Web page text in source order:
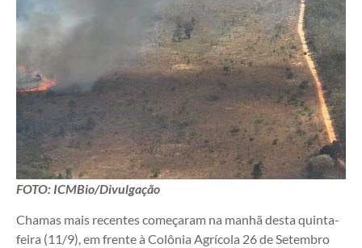
FOTO: ICMBio/Divulgação
Chamas mais recentes começaram na manhã desta quinta-
feira (11/9), em frente à Colônia Agrícola 26 de Setembro